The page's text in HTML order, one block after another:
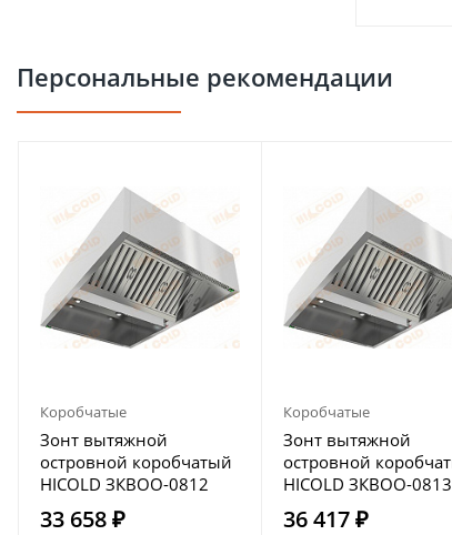
Персональные рекомендации
Коробчатые
Зонт вытяжной
островной коробчатый
HICOLD ЗКВОО-0812
33 658 ₽
Коробчатые
Зонт вытяжной
островной
HICOLD ЗКВОО-0813
36 417 ₽